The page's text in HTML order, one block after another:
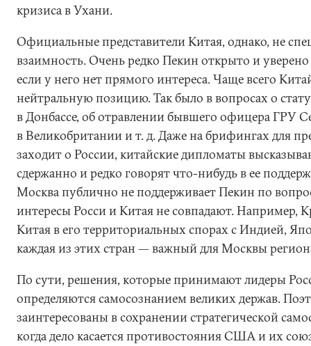
кризиса в Ухани.
Официальные представители Китая, однако, не
взаимность. Очень редко Пекин открыто и
если у него нет прямого интереса. Чаще всего
нейтральную позицию. Так было в вопросах о
в Донбассе, об отравлении бывшего офицера ГРУ
в Великобритании и т. д. Даже на брифингах для
заходит о России, китайские дипломаты
сдержанно и редко говорят что-нибудь в ее
Москва публично не поддерживает Пекин по
интересы Росси и Китая не совпадают. Например,
Китая в его территориальных спорах с Индией,
каждая из этих стран — важный для Москвы
По сути, решения, которые принимают лидеры
определяются самосознанием великих держав.
заинтересованы в сохранении стратегической
когда дело касается противостояния США и их